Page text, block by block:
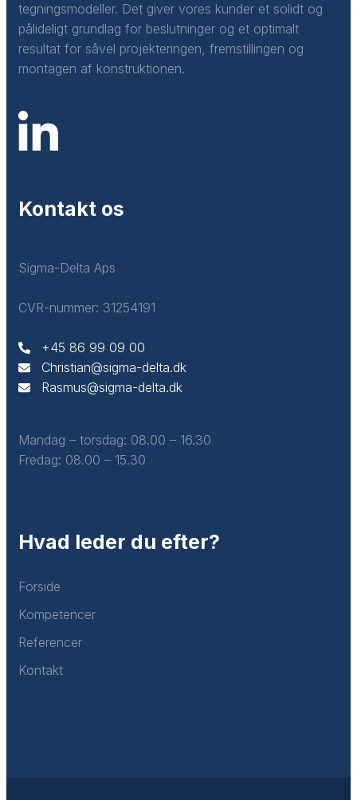
tegningsmodeller. Det giver vores kunder et solidt og
pålideligt grundlag for beslutninger og et optimalt
resultat for såvel projekteringen, fremstillingen og
montagen af konstruktionen.
Kontakt os
Sigma-Delta Aps
CVR-nummer: 31254191
+45 86 99 09 00​
Christian@sigma-delta.dk
Rasmus@sigma-delta.dk
Mandag – torsdag: ​08.00 – 16.30
Fredag: ​08.00 – 15.30
Hvad leder du efter?
Forside
Kompetencer
Referencer
Kontakt